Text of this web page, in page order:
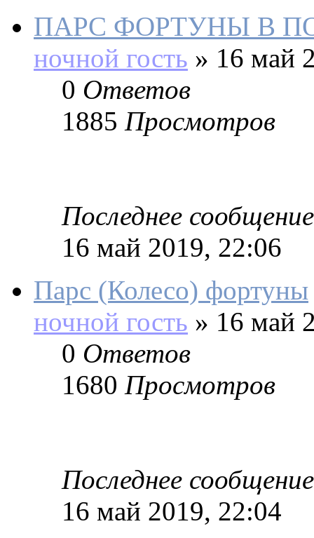
ПАРС ФОРТУНЫ В
ночной гость » 16 май
0 Ответов
1885 Просмотров
Последнее сообщение
16 май 2019, 22:06
Парс (Колесо) фортуны
ночной гость » 16 май
0 Ответов
1680 Просмотров
Последнее сообщение
16 май 2019, 22:04